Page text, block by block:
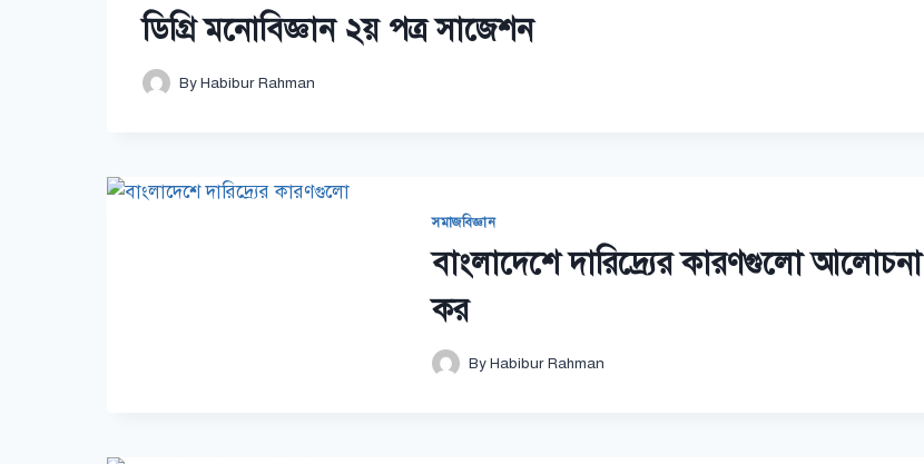
ডিগ্রি মনোবিজ্ঞান ২য় পত্র সাজেশন
ByHabibur Rahman
সমাজবিজ্ঞান
বাংলাদেশে দারিদ্র্যের কারণগুলো আলোচনা
কর
ByHabibur Rahman